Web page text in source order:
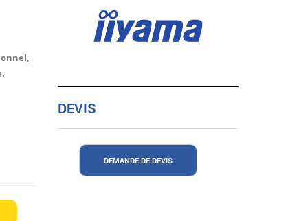
DEVIS
DEMANDE DE DEVIS